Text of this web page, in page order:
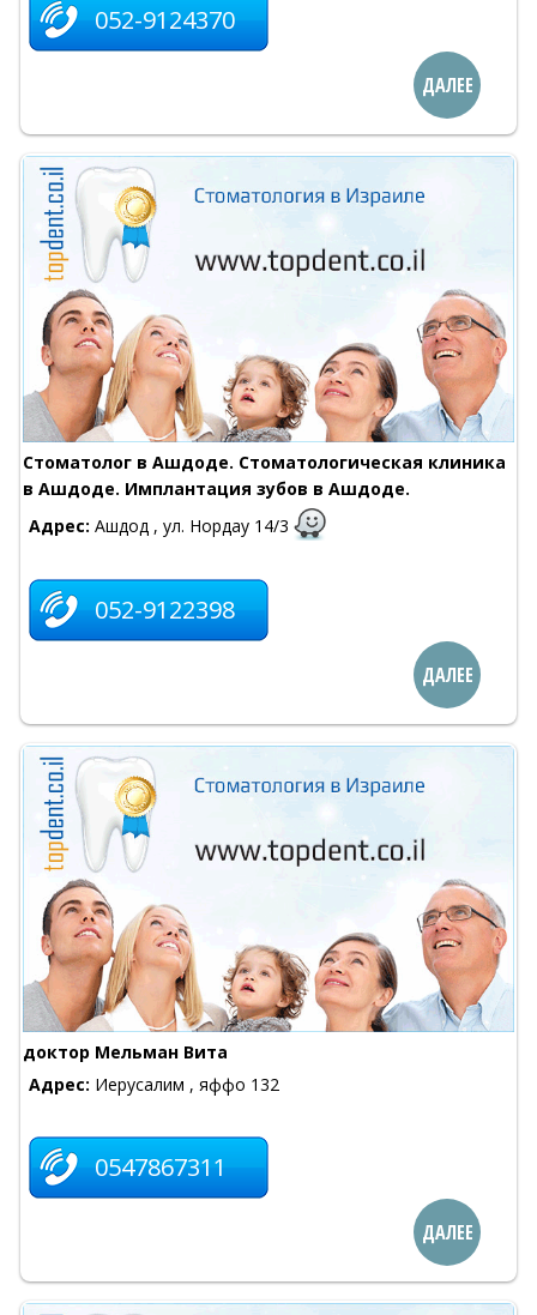
052-9124370
ДАЛЕЕ
Стоматолог в Ашдоде. Стоматологическая клиника
в Ашдоде. Имплантация зубов в Ашдоде.
Адрес: Ашдод , ул. Нордау 14/3
052-9122398
ДАЛЕЕ
доктор Мельман Вита
Адрес: Иерусалим , яффо 132
0547867311
ДАЛЕЕ